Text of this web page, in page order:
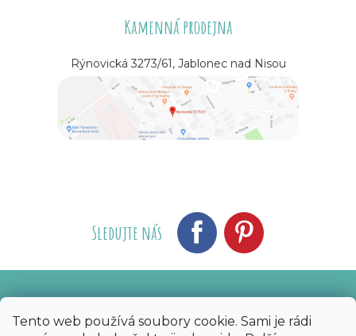
Tento web používá soubory cookie. Sami je rádi
Kamenná prodejna
Rýnovická 3273/61, Jablonec nad Nisou
Sledujte nás